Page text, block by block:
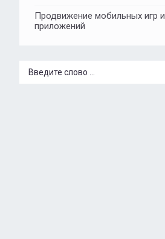
Продвижение мобильных игр и
приложений